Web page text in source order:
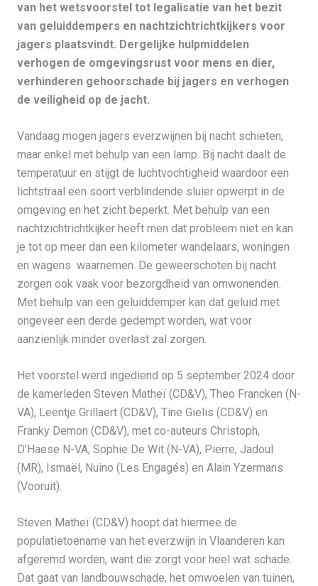
van het wetsvoorstel tot legalisatie van het bezit
van geluiddempers en nachtzichtrichtkijkers voor
jagers plaatsvindt. Dergelijke hulpmiddelen
verhogen de omgevingsrust voor mens en dier,
verhinderen gehoorschade bij jagers en verhogen
de veiligheid op de jacht.
Vandaag mogen jagers everzwijnen bij nacht schieten,
maar enkel met behulp van een lamp. Bij nacht daalt de
temperatuur en stijgt de luchtvochtigheid waardoor een
lichtstraal een soort verblindende sluier opwerpt in de
omgeving en het zicht beperkt. Met behulp van een
nachtzichtrichtkijker heeft men dat probleem niet en kan
je tot op meer dan een kilometer wandelaars, woningen
en wagens waarnemen. De geweerschoten bij nacht
zorgen ook vaak voor bezorgdheid van omwonenden.
Met behulp van een geluiddemper kan dat geluid met
ongeveer een derde gedempt worden, wat voor
aanzienlijk minder overlast zal zorgen.
Het voorstel werd ingediend op 5 september 2024 door
de kamerleden Steven Matheï (CD&V), Theo Francken (N-
VA), Leentje Grillaert (CD&V), Tine Gielis (CD&V) en
Franky Demon (CD&V), met co-auteurs Christoph,
D’Haese N-VA, Sophie De Wit (N-VA), Pierre, Jadoul
(MR), Ismaël, Nuino (Les Engagés) en Alain Yzermans
(Vooruit).
Steven Matheï (CD&V) hoopt dat hiermee de
populatietoename van het everzwijn in Vlaanderen kan
afgeremd worden, want die zorgt voor heel wat schade.
Dat gaat van landbouwschade, het omwoelen van tuinen,